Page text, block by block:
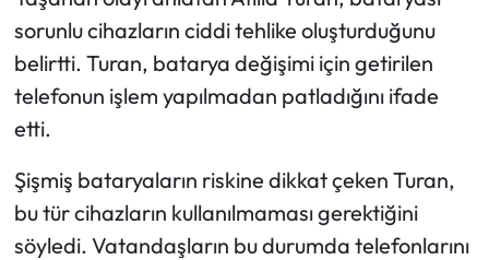
sorunlu cihazların ciddi tehlike oluşturduğunu
belirtti. Turan, batarya değişimi için getirilen
telefonun işlem yapılmadan patladığını ifade
etti.
Şişmiş bataryaların riskine dikkat çeken Turan,
bu tür cihazların kullanılmaması gerektiğini
söyledi. Vatandaşların bu durumda telefonlarını
Yerel Haberler